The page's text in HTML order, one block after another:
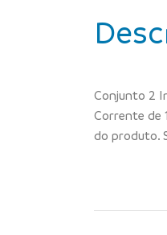
Conjunto 2
Corrente de
do produto.